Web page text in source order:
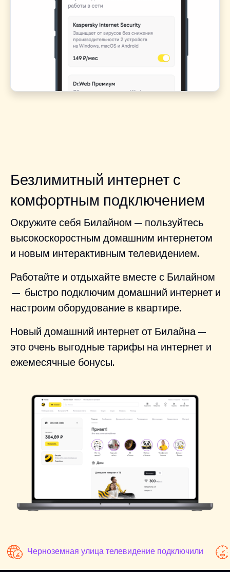
Безлимитный интернет с
комфортным подключением
Окружите себя Билайном — пользуйтесь
высокоскоростным домашним интернетом
и новым интерактивным телевидением.
Работайте и отдыхайте вместе с Билайном
— быстро подключим домашний интернет и
настроим оборудование в квартире.
Новый домашний интернет от Билайна —
это очень выгодные тарифы на интернет и
ежемесячные бонусы.
Черноземная улица телевидение подключили